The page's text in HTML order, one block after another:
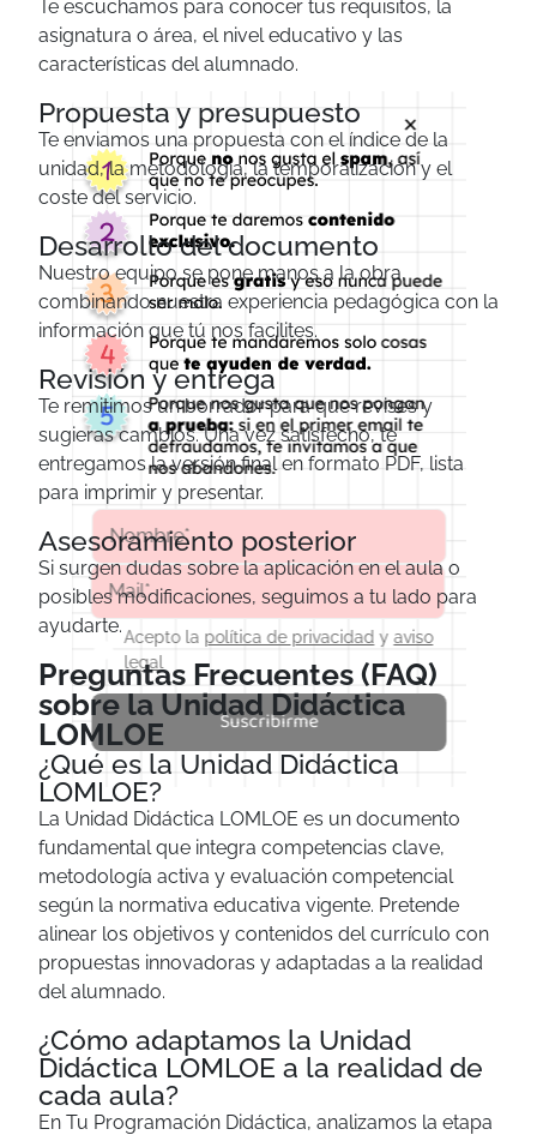
×
Acepto la política de privacidad yaviso
legal
Suscribirme
Te escuchamos para conocer tus requisitos, la
asignatura o área, el nivel educativo y las
características del alumnado.
Propuesta y presupuesto
Te enviamos una propuesta con el índice de la
unidad, la metodología, la temporalización y el
coste del servicio.
Desarrollo del documento
Nuestro equipo se pone manos a la obra,
combinando nuestra experiencia pedagógica con la
información que tú nos facilites.
Revisión y entrega
Te remitimos un borrador para que revises y
sugieras cambios. Una vez satisfecho, te
entregamos la versión final en formato PDF, lista
para imprimir y presentar.
Asesoramiento posterior
Si surgen dudas sobre la aplicación en el aula o
posibles modificaciones, seguimos a tu lado para
ayudarte.
Preguntas Frecuentes (FAQ)
sobre la Unidad Didáctica
LOMLOE
¿Qué es la Unidad Didáctica
LOMLOE?
La Unidad Didáctica LOMLOE es un documento
fundamental que integra competencias clave,
metodología activa y evaluación competencial
según la normativa educativa vigente. Pretende
alinear los objetivos y contenidos del currículo con
propuestas innovadoras y adaptadas a la realidad
del alumnado.
¿Cómo adaptamos la Unidad
Didáctica LOMLOE a la realidad de
cada aula?
En Tu Programación Didáctica, analizamos la etapa